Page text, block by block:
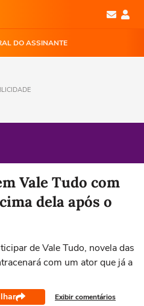
DO ASSINANTE
Vale Tudo com
dela após o
de Vale Tudo, novela das
com um ator que já a
Exibir comentários